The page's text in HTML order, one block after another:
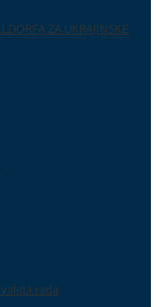
ZA UKRAJINSKE
rada